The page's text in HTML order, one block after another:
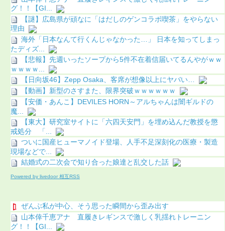
グ！！【GI...
【謎】広島県が頑なに「はだしのゲンコラボ喫茶」をやらない
理由
海外「日本なんて行くんじゃなかった…」 日本を知ってしまっ
たディズ...
【悲報】先週いったソープから5件不在着信届いてるんやがｗｗ
ｗｗｗｗ...
【日向坂46】Zepp Osaka、客席が想像以上にヤバい…
【動画】新型のさすまた、限界突破ｗｗｗｗｗｗ
【安価・あんこ】DEVILES HORN～アルちゃんは闇ギルドの
魔...
【東大】研究室サイトに「六四天安門」を埋め込んだ教授を懲
戒処分 「...
ついに国産ヒューマノイド登場、人手不足深刻化の医療・製造
現場などで...
結婚式の二次会で知り合った娘達と乱交した話
Powered by livedoor 相互RSS
ぜんぶ私が中心、そう思った瞬間から歪み出す
山本倖千恵アナ 直履きレギンスで激しく乳揺れトレーニン
グ！！【GI...